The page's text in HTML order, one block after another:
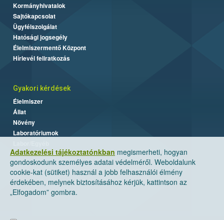
Adatkezelési tájékoztatónkban megismerheti, hogyan
gondoskodunk személyes adatai védelméről. Weboldalunk
cookie-kat (sütiket) használ a jobb felhasználói élmény
érdekében, melynek biztosításához kérjük, kattintson az
„Elfogadom” gombra.
Kormányhivatalok
Sajtókapcsolat
Ügyfélszolgálat
Hatósági jogsegély
Élelmiszermentő Központ
Hírlevél feliratkozás
Gyakori kérdések
Élelmiszer
Állat
Növény
Laboratóriumok